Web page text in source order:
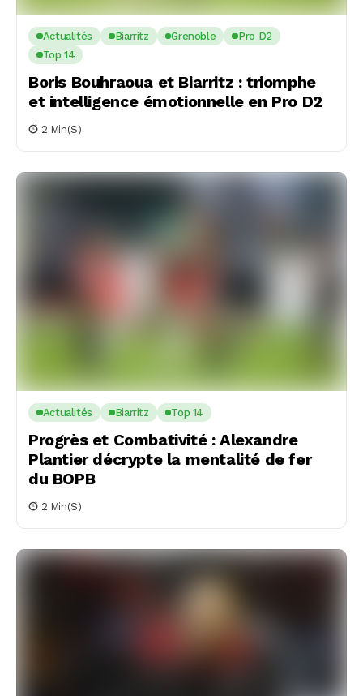
Actualités Biarritz Grenoble
Pro D2
Top 14
Boris Bouhraoua et Biarritz : triomphe
et intelligence émotionnelle en Pro D2
2 Min(s)
Actualités Biarritz Top 14
Progrès et Combativité : Alexandre
Plantier décrypte la mentalité de fer
du BOPB
2 Min(s)